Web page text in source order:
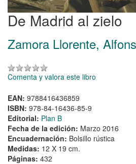
De Madrid al zielo
Zamora Llorente,
Comenta y valora este libro
EAN: 9788416436859
ISBN: 978-84-16436-85-9
Editorial: Plan B
Fecha de la edición: Marzo 2016
Encuadernación: Bolsillo rústica
Medidas: 12 X 19 cm.
Páginas: 432